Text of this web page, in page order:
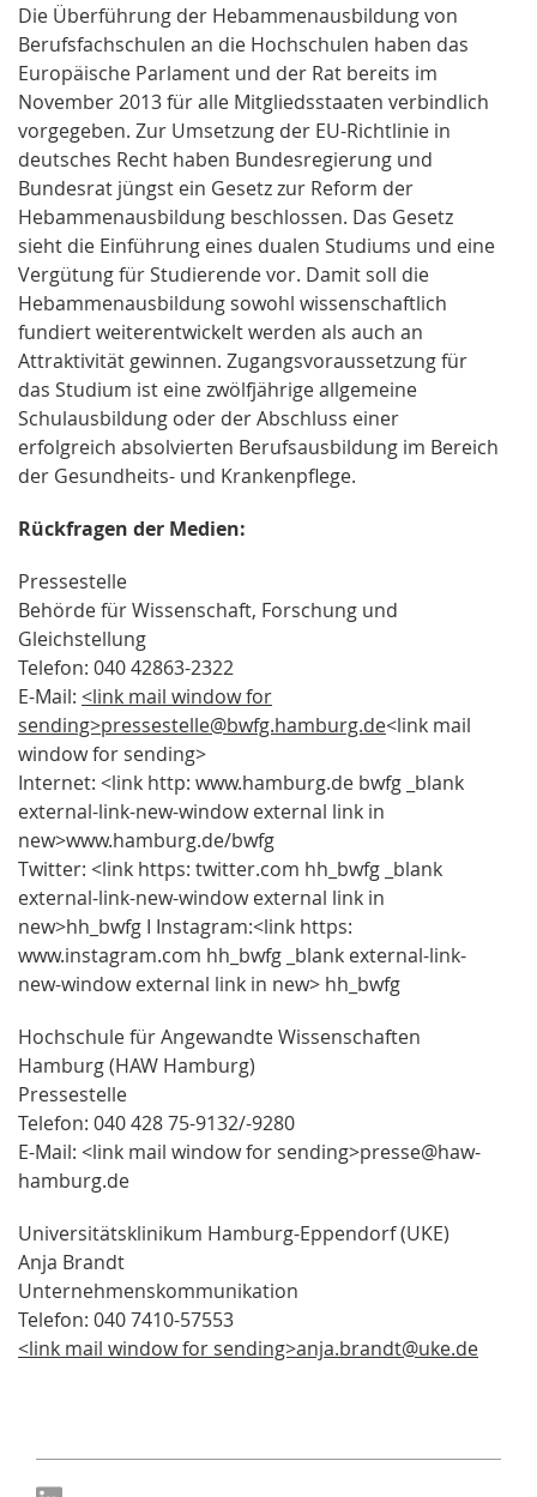
Die Überführung der Hebammenausbildung von
Berufsfachschulen an die Hochschulen haben das
Europäische Parlament und der Rat bereits im
November 2013 für alle Mitgliedsstaaten verbindlich
vorgegeben. Zur Umsetzung der EU-Richtlinie in
deutsches Recht haben Bundesregierung und
Bundesrat jüngst ein Gesetz zur Reform der
Hebammenausbildung beschlossen. Das Gesetz
sieht die Einführung eines dualen Studiums und eine
Vergütung für Studierende vor. Damit soll die
Hebammenausbildung sowohl wissenschaftlich
fundiert weiterentwickelt werden als auch an
Attraktivität gewinnen. Zugangsvoraussetzung für
das Studium ist eine zwölfjährige allgemeine
Schulausbildung oder der Abschluss einer
erfolgreich absolvierten Berufsausbildung im Bereich
der Gesundheits- und Krankenpflege.
Rückfragen der Medien:
Pressestelle
Behörde für Wissenschaft, Forschung und
Gleichstellung
Telefon: 040 42863-2322
E-Mail: <link mail window for
sending>pressestelle@bwfg.hamburg.de<link mail
window for sending>
Internet: <link http: www.hamburg.de bwfg _blank
external-link-new-window external link in
new>www.hamburg.de/bwfg
Twitter: <link https: twitter.com hh_bwfg _blank
external-link-new-window external link in
new>hh_bwfg I Instagram:<link https:
www.instagram.com hh_bwfg _blank external-link-
new-window external link in new> hh_bwfg
Hochschule für Angewandte Wissenschaften
Hamburg (HAW Hamburg)
Pressestelle
Telefon: 040 428 75-9132/-9280
E-Mail: <link mail window for sending>presse@haw-
hamburg.de
Universitätsklinikum Hamburg-Eppendorf (UKE)
Anja Brandt
Unternehmenskommunikation
Telefon: 040 7410-57553
<link mail window for sending>anja.brandt@uke.de